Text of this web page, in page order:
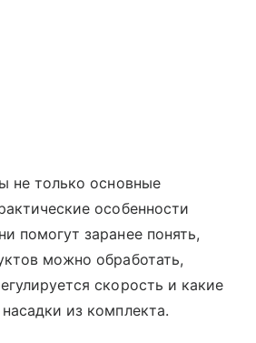
не только основные
особенности
помогут заранее понять,
можно обработать,
скорость и какие
из комплекта.